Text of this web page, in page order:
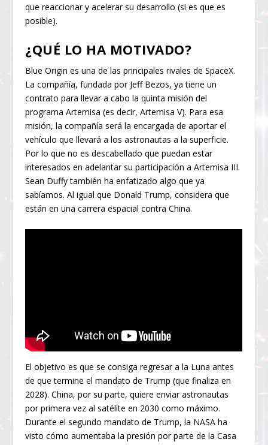
que reaccionar y acelerar su desarrollo (si es que es
posible).
¿QUÉ LO HA MOTIVADO?
Blue Origin es una de las principales rivales de SpaceX.
La compañía, fundada por Jeff Bezos, ya tiene un
contrato para llevar a cabo la quinta misión del
programa Artemisa (es decir, Artemisa V). Para esa
misión, la compañía será la encargada de aportar el
vehículo que llevará a los astronautas a la superficie.
Por lo que no es descabellado que puedan estar
interesados en adelantar su participación a Artemisa III.
Sean Duffy también ha enfatizado algo que ya
sabíamos. Al igual que Donald Trump, considera que
están en una carrera espacial contra China.
El objetivo es que se consiga regresar a la Luna antes
de que termine el mandato de Trump (que finaliza en
2028). China, por su parte, quiere enviar astronautas
por primera vez al satélite en 2030 como máximo.
Durante el segundo mandato de Trump, la NASA ha
visto cómo aumentaba la presión por parte de la Casa